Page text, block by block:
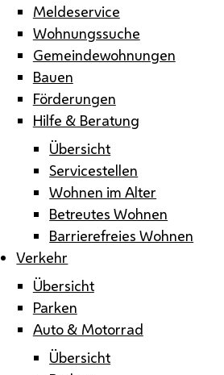
Meldeservice
Wohnungssuche
Gemeindewohnungen
Bauen
Förderungen
Hilfe & Beratung
Übersicht
Servicestellen
Wohnen im Alter
Betreutes Wohnen
Barrierefreies Wohnen
Verkehr
Übersicht
Parken
Auto & Motorrad
Übersicht